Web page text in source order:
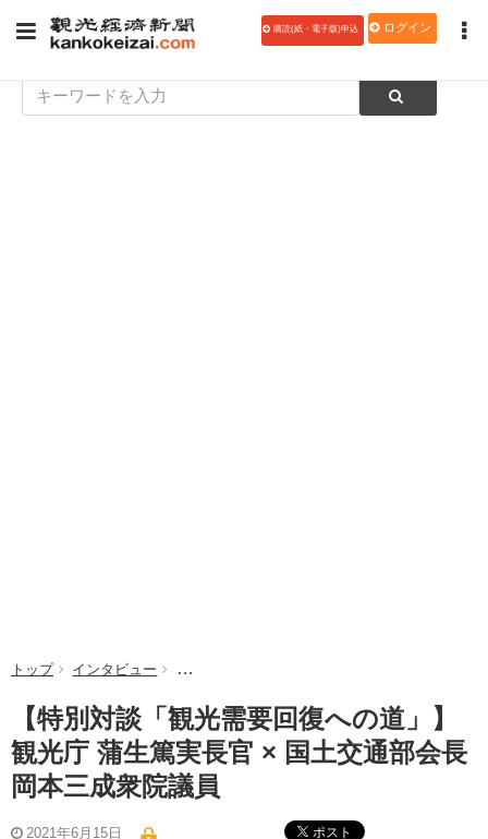
購読(紙・電子版)申込 ログイン
トップ インタビュー 【特別対談「観光需要回復への道」】観光庁
【特別対談「観光需要回復への道」】
観光庁 蒲生篤実長官 × 国土交通部会長
岡本三成衆院議員
2021年6月15日 ポスト